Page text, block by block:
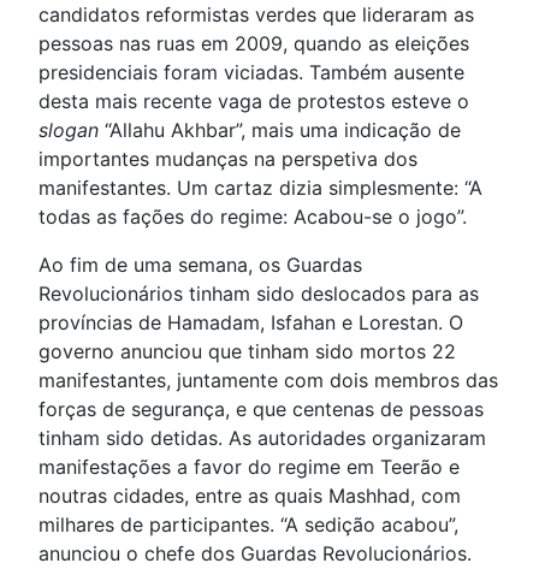
candidatos reformistas verdes que lideraram as
pessoas nas ruas em 2009, quando as eleições
presidenciais foram viciadas. Também ausente
desta mais recente vaga de protestos esteve o
slogan “Allahu Akhbar”, mais uma indicação de
importantes mudanças na perspetiva dos
manifestantes. Um cartaz dizia simplesmente: “A
todas as fações do regime: Acabou-se o jogo”.
Ao fim de uma semana, os Guardas
Revolucionários tinham sido deslocados para as
províncias de Hamadam, Isfahan e Lorestan. O
governo anunciou que tinham sido mortos 22
manifestantes, juntamente com dois membros das
forças de segurança, e que centenas de pessoas
tinham sido detidas. As autoridades organizaram
manifestações a favor do regime em Teerão e
noutras cidades, entre as quais Mashhad, com
milhares de participantes. “A sedição acabou”,
anunciou o chefe dos Guardas Revolucionários.